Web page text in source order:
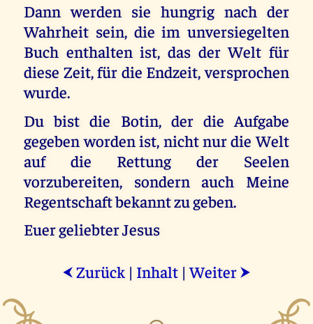
Dann werden sie hungrig nach der
Wahrheit sein, die im unversiegelten
Buch enthalten ist, das der Welt für
diese Zeit, für die Endzeit, versprochen
wurde.
Du bist die Botin, der die Aufgabe
gegeben worden ist, nicht nur die Welt
auf die Rettung der Seelen
vorzubereiten, sondern auch Meine
Regentschaft bekannt zu geben.
Euer geliebter Jesus
⮜ Zurück | Inhalt |Weiter ⮞